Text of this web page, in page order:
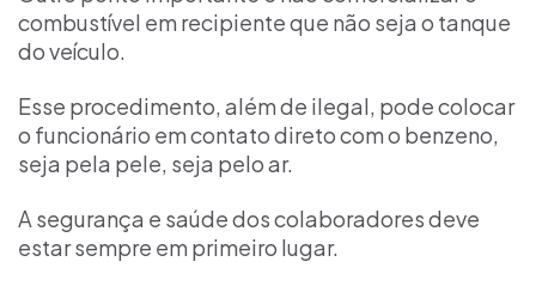
combustível em recipiente que não seja o tanque
do veículo.
Esse procedimento, além de ilegal, pode colocar
o funcionário em contato direto com o benzeno,
seja pela pele, seja pelo ar.
A segurança e saúde dos colaboradores deve
estar sempre em primeiro lugar.